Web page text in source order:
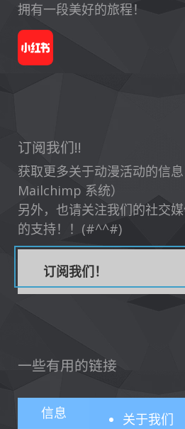
拥有一段美好的旅程！
订阅我们!!
获取更多关于动漫活动的信
Mailchimp 系统）
另外，也请关注我们的社交
的支持！！(#^^#)
订阅我们！
一些有用的链接
信息 关于我们